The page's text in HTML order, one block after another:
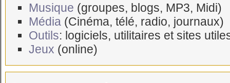
Musique (groupes, blogs, MP3, Midi)
Média (Cinéma, télé, radio, journaux)
Outils: logiciels, utilitaires et sites
Jeux (online)